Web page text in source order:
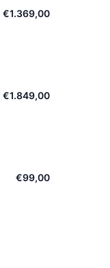
€1.369,00
€1.849,00
€99,00